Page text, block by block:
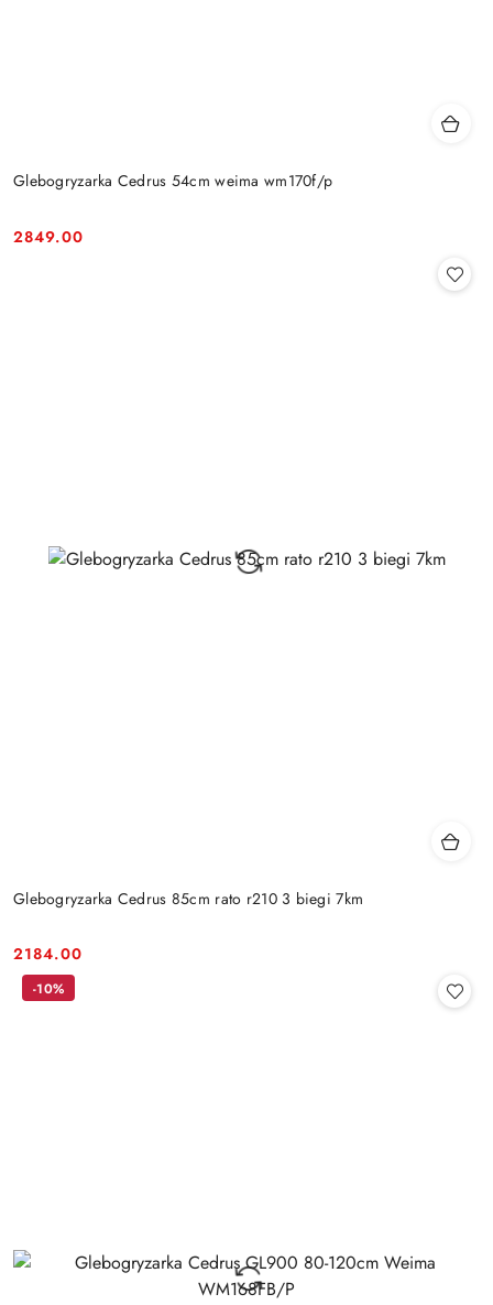
Glebogryzarka Cedrus 54cm weima wm170f/p
Cena:
2849.00
Glebogryzarka Cedrus 85cm rato r210 3 biegi 7km
Cena:
2184.00
-10%